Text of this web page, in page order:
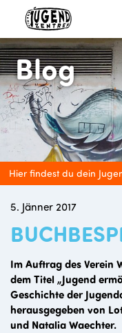
Blog
Hier findest du dein
5. Jänner 2017
Im Auftrag des Verein
dem Titel „Jugend
Geschichte der
herausgegeben von
und Natalia Waechter.